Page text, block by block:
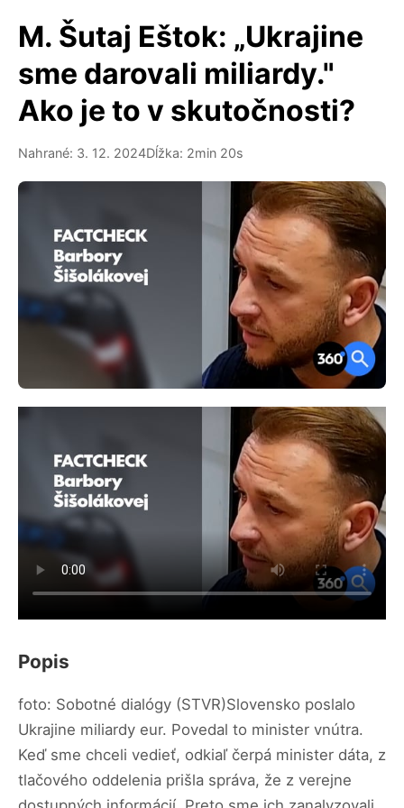
M. Šutaj Eštok: „Ukrajine
sme darovali miliardy."
Ako je to v skutočnosti?
Nahrané: 3. 12. 2024Dĺžka: 2min 20s
Popis
foto: Sobotné dialógy (STVR)Slovensko poslalo
Ukrajine miliardy eur. Povedal to minister vnútra.
Keď sme chceli vedieť, odkiaľ čerpá minister dáta, z
tlačového oddelenia prišla správa, že z verejne